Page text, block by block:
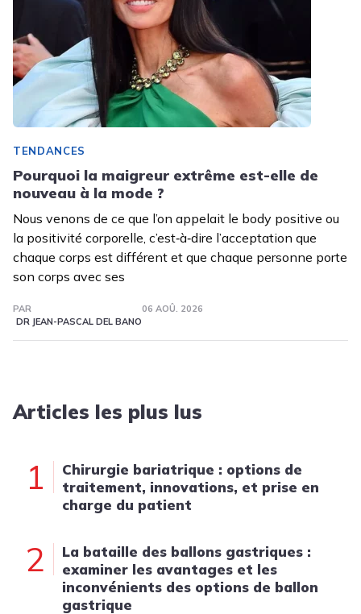
TENDANCES
Pourquoi la maigreur extrême est-elle de
nouveau à la mode ?
Nous venons de ce que l’on appelait le body positive ou
la positivité corporelle, c’est‑à‑dire l’acceptation que
chaque corps est différent et que chaque personne porte
son corps avec ses
PAR
DR JEAN-PASCAL DEL BANO
06 AOÛ. 2026
Articles les plus lus
1
Chirurgie bariatrique : options de
traitement, innovations, et prise en
charge du patient
2
La bataille des ballons gastriques :
examiner les avantages et les
inconvénients des options de ballon
gastrique